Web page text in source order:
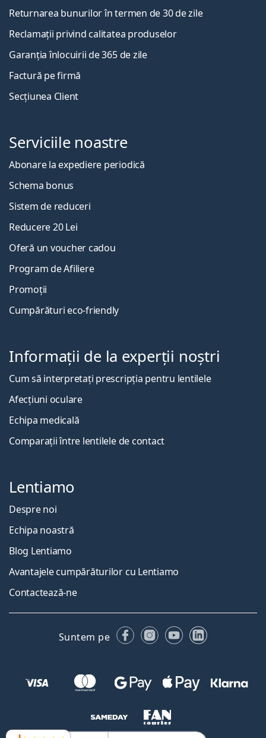
Returnarea bunurilor în termen de 30 de zile
Reclamații privind calitatea produselor
Garanția înlocuirii de 365 de zile
Factură pe firmă
Secțiunea Client
Serviciile noastre
Abonare la expediere periodică
Schema bonus
Sistem de reduceri
Reducere 20 Lei
Oferă un voucher cadou
Program de Afiliere
Promoții
Cumpărături eco-friendly
Informații de la experții noștri
Cum să interpretați prescripția pentru lentilele
Afecțiuni oculare
Echipa medicală
Comparații între lentilele de contact
Lentiamo
Despre noi
Echipa noastră
Blog Lentiamo
Avantajele cumpărăturilor cu Lentiamo
Contactează-ne
Suntem pe FacebookInstagram
YouTubeLinkedIn